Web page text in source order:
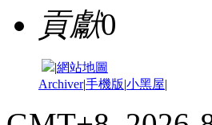
貢獻0
|網站地圖
Archiver|手機版|小黑屋|